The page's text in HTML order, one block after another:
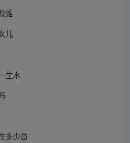
谁
儿
生水
多少章